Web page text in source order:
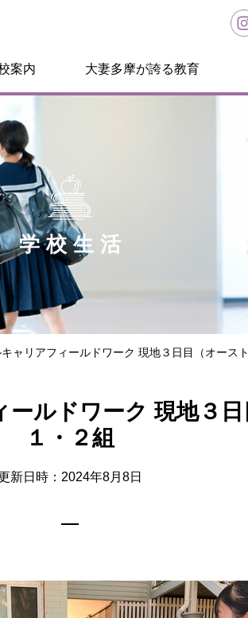
案内 大妻多摩が誇る教育
学校生活
キャリアフィールドワーク 現地３日目（オース
ールドワーク 現地３
１・２組
新日時：2024年8月8日